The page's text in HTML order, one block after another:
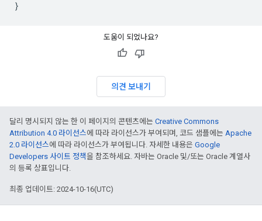
도움이 되었나요?
의견 보내기
달리 명시되지 않는 한 이 페이지의 콘텐츠에는 Creative Commons
Attribution 4.0 라이선스에 따라 라이선스가 부여되며, 코드 샘플에는 Apache
2.0 라이선스에 따라 라이선스가 부여됩니다. 자세한 내용은 Google
Developers 사이트 정책을 참조하세요. 자바는 Oracle 및/또는 Oracle 계열사
의 등록 상표입니다.
최종 업데이트: 2024-10-16(UTC)